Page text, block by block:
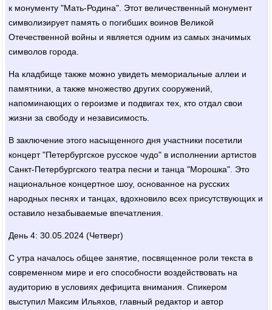
к монументу "Мать-Родина". Этот величественный монумент
символизирует память о погибших воинов Великой
Отечественной войны и является одним из самых значимых
символов города.
На кладбище также можно увидеть мемориальные аллеи и
памятники, а также множество других сооружений,
напоминающих о героизме и подвигах тех, кто отдал свои
жизни за свободу и независимость.
В заключение этого насыщенного дня участники посетили
концерт "Петербургское русское чудо" в исполнении артистов
Санкт-Петербургского театра песни и танца "Морошка". Это
национальное концертное шоу, основанное на русских
народных песнях и танцах, вдохновило всех присутствующих и
оставило незабываемые впечатления.
День 4: 30.05.2024 (Четверг)
С утра началось общее занятие, посвященное роли текста в
современном мире и его способности воздействовать на
аудиторию в условиях дефицита внимания. Спикером
выступил Максим Ильяхов, главный редактор и автор